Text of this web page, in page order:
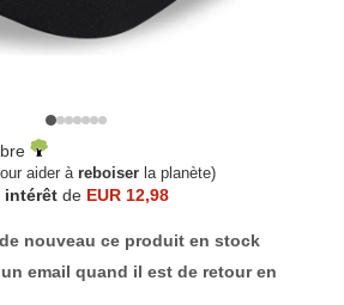
aider à reboiser la planète)
intérêt de EUR 12,98
nouveau ce produit en stock
email quand il est de retour en